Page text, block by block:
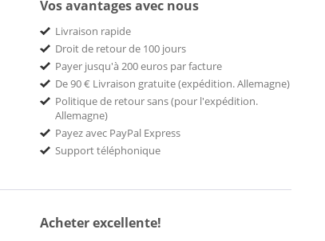
Vos avantages avec nous
Livraison rapide
Droit de retour de 100 jours
Payer jusqu'à 200 euros par facture
De 90 € Livraison gratuite (expédition. Allemagne)
Politique de retour sans (pour l'expédition.
Allemagne)
Payez avec PayPal Express
Support téléphonique
Acheter excellente!